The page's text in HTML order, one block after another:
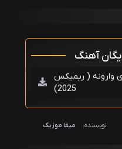
آهنگ
وارونه ( ریمیکس
2025)
نویسنده: میفا موزیک